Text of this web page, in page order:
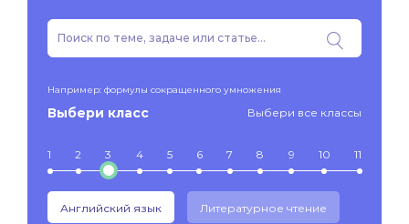
Например: формулы сокращенного умножения
Выбери класс Выбери все классы
1 2 3 4 5 6 7 8 9 10 11
Английский язык Литературное чтение